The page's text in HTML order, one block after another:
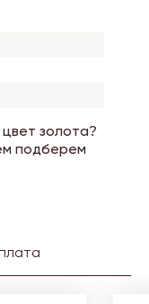
золота?
подберем